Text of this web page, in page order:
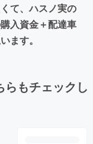
て、ハスノ実の
入資金＋配達車
ます。
らもチェックし